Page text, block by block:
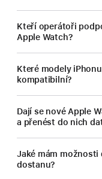
Kteří operátoři
Apple Watch?
Které modely
kompatibilní?
Dají se nové Apple
a přenést do nich
Jaké mám
dostanu?